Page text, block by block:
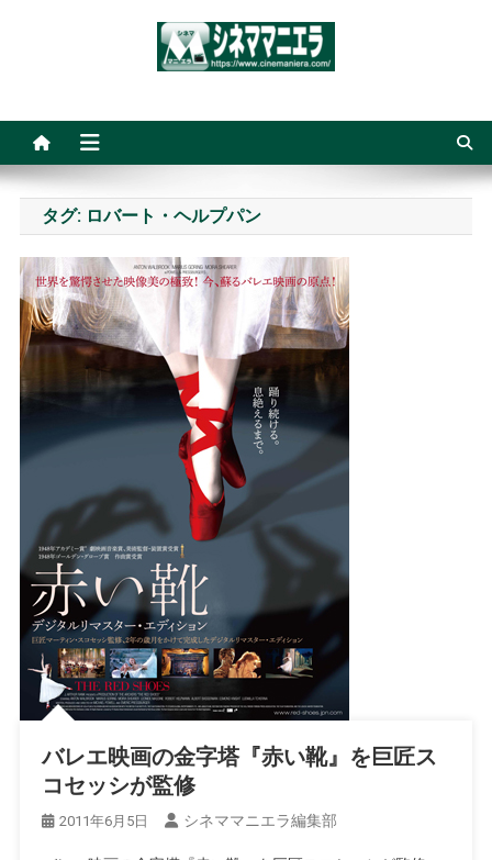
タグ: ロバート・ヘルプパン
バレエ映画の金字塔『赤い靴』を巨匠ス
コセッシが監修
2011年6月5日 シネママニエラ編集部